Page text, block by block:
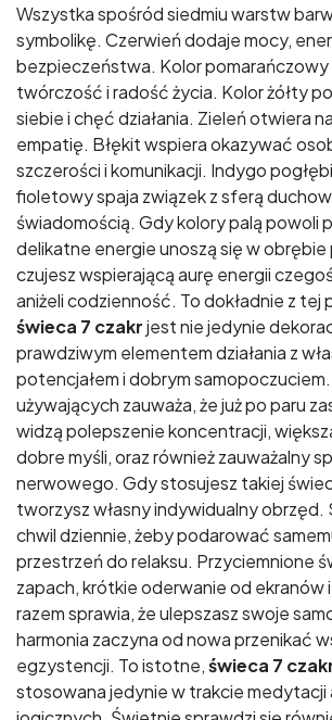
Wszystka spośród siedmiu warstw
symbolikę. Czerwień dodaje mocy,
bezpieczeństwa. Kolor
twórczość i radość życia. Kolor żółty
siebie i chęć działania. Zieleń otwiera
empatię. Błękit wspiera okazywać
szczerości i komunikacji. Indygo
fioletowy spaja związek z sferą
świadomością. Gdy kolory palą powoli
delikatne energie unoszą się w obrębie
czujesz wspierającą aurę energii
aniżeli codzienność. To dokładnie z tej
świeca 7 czakrjest nie jedynie
prawdziwym elementem działania z
potencjałem i dobrym
używających zauważa, że już po paru
widzą polepszenie koncentracji,
dobre myśli, oraz również zauważalny
nerwowego. Gdy stosujesz takiej
tworzysz własny indywidualny obrzęd.
chwil dziennie, żeby podarować
przestrzeń do relaksu. Przyciemnione
zapach, krótkie oderwanie od ekranów
razem sprawia, że ulepszasz swoje
harmonia zaczyna od nowa przenikać
egzystencji. To istotne,świeca 7
stosowana jedynie w trakcie medytacji